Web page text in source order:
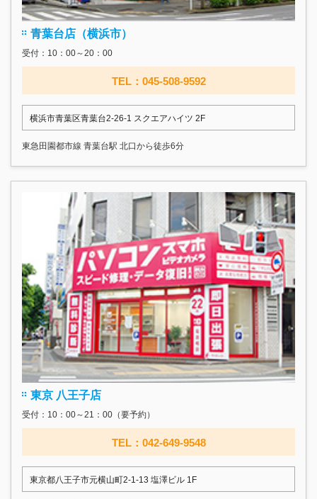
青葉台店（横浜市）
受付：10：00～20：00
TEL：045-508-9592
横浜市青葉区青葉台2-26-1 スクエアハイツ 2F
東急田園都市線 青葉台駅 北口から徒歩6分
東京 八王子店
受付：10：00～21：00（要予約）
TEL：042-649-9548
東京都八王子市元横山町2-1-13 塩澤ビル 1F